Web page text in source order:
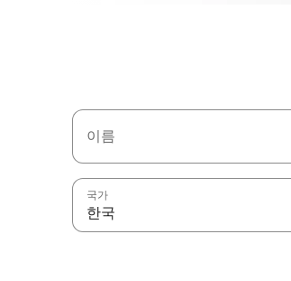
이름
국가
한국